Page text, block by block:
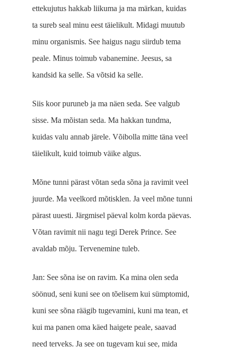
ettekujutus hakkab liikuma ja ma märkan, kuidas
ta sureb seal minu eest täielikult. Midagi muutub
minu organismis. See haigus nagu siirdub tema
peale. Minus toimub vabanemine. Jeesus, sa
kandsid ka selle. Sa võtsid ka selle.
Siis koor puruneb ja ma näen seda. See valgub
sisse. Ma mõistan seda. Ma hakkan tundma,
kuidas valu annab järele. Võibolla mitte täna veel
täielikult, kuid toimub väike algus.
Mõne tunni pärast võtan seda sõna ja ravimit veel
juurde. Ma veelkord mõtisk­len. Ja veel mõne tunni
pärast uuesti. Järgmisel päeval kolm korda päevas.
Võtan ravimit nii nagu tegi Derek Prince. See
avaldab mõju. Tervenemine tuleb.
Jan: See sõna ise on ravim. Ka mina olen seda
söönud, seni kuni see on tõelisem kui sümptomid,
kuni see sõna räägib tugevamini, kuni ma tean, et
kui ma panen oma käed haigete peale, saavad
need terveks. Ja see on tugevam kui see, mida